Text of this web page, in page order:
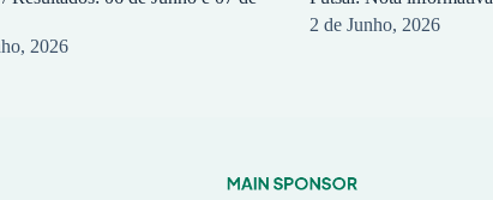
2026
2 de Junho, 2026